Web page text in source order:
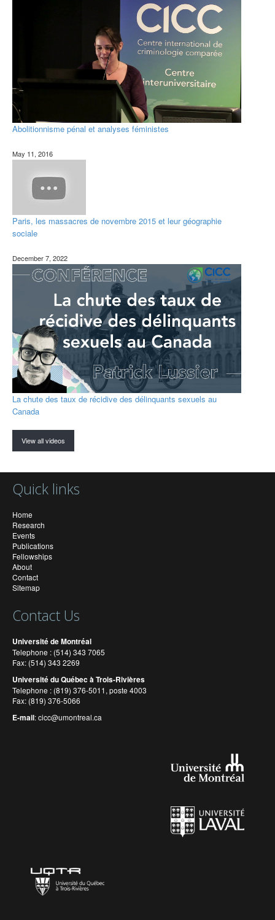
Abolitionnisme pénal et analyses féministes
May 11, 2016
Paris, les massacres de novembre 2015 et leur géographie
sociale
December 7, 2022
La chute des taux de récidive des délinquants sexuels au
Canada
View all videos
Quick links
Home
Research
Events
Publications
Fellowships
About
Contact
Sitemap
Contact Us
Université de Montréal
Telephone : (514) 343 7065
Fax: (514) 343 2269
Université du Québec à Trois-Rivières
Telephone : (819) 376-5011, poste 4003
Fax: (819) 376-5066
E-mail:cicc@umontreal.ca